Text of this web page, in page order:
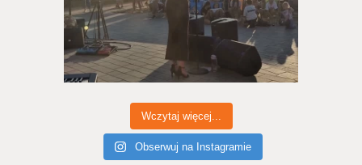
Wczytaj więcej...
Obserwuj na Instagramie